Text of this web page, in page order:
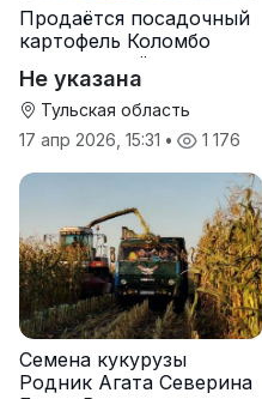
Продаётся посадочный
картофель Коломбо
оптом от трёх тонн
Не указана
Тульская область
17 апр 2026, 15:31 • 1 176
Семена кукурузы
Родник Агата Северина